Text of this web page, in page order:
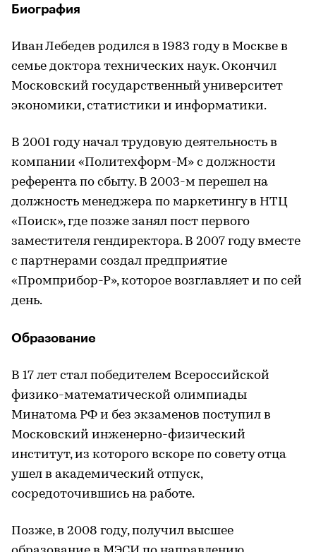
Биография
Иван Лебедев родился в 1983 году в Москве в
семье доктора технических наук. Окончил
Московский государственный университет
экономики, статистики и информатики.
В 2001 году начал трудовую деятельность в
компании «Политехформ-М» с должности
референта по сбыту. В 2003-м перешел на
должность менеджера по маркетингу в НТЦ
«Поиск», где позже занял пост первого
заместителя гендиректора. В 2007 году вместе
с партнерами создал предприятие
«Промприбор-Р», которое возглавляет и по сей
день.
Образование
В 17 лет стал победителем Всероссийской
физико-математической олимпиады
Минатома РФ и без экзаменов поступил в
Московский инженерно-физический
институт, из которого вскоре по совету отца
ушел в академический отпуск,
сосредоточившись на работе.
Позже, в 2008 году, получил высшее